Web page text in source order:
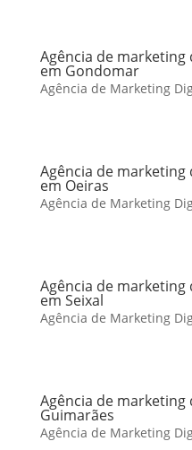
Agência de
em Gondomar
Agência de Marketing
Agência de
em Oeiras
Agência de Marketing
Agência de
em Seixal
Agência de Marketing
Agência de marketing
Guimarães
Agência de Marketing